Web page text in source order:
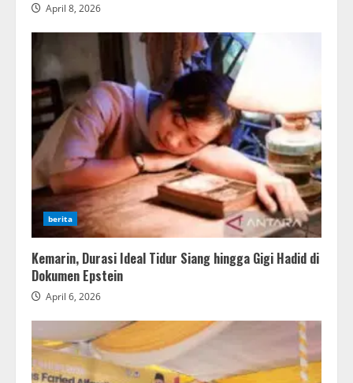
April 8, 2026
berita
Kemarin, Durasi Ideal Tidur Siang hingga Gigi Hadid di
Dokumen Epstein
April 6, 2026